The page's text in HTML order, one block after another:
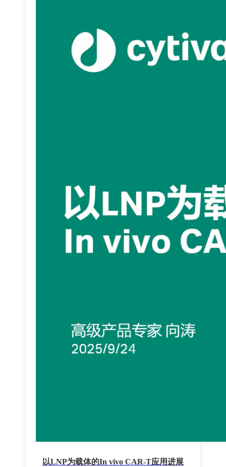
以LNP为载体的In vivo CAR-T应用进展